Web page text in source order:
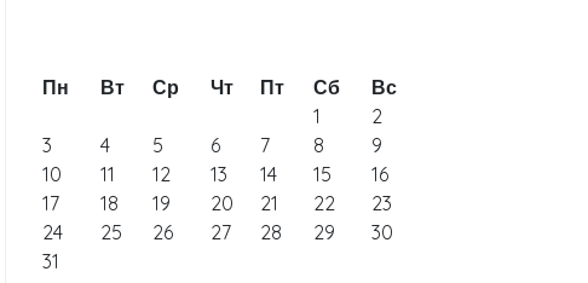
Пн Вт Ср Чт Пт Сб
Вс
1
2
3
4 5 6 7 8
9
10
11 12 13 14 15
16
17
18 19 20 21 22
23
24
25 26 27 28 29
30
31